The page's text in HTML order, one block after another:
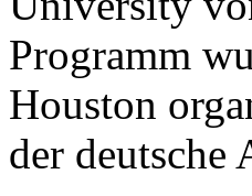
Programm
Houston
der deutsche